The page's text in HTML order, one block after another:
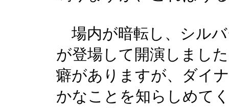
場内が暗転し、シル
が登場して開演しまし
癖がありますが、ダイ
かなことを知らしめて